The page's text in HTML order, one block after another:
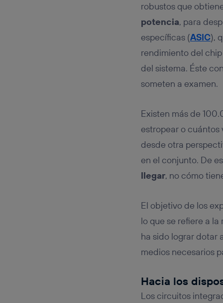
robustos que
potencia, para
específicas (ASIC),
rendimiento del
del sistema. Éste
someten a examen.
Existen más de
estropear o cuántos
desde otra
en el conjunto. De
llegar, no cómo
El objetivo de los
lo que se refiere a
ha sido lograr dotar
medios necesarios
Hacia los
Los circuitos